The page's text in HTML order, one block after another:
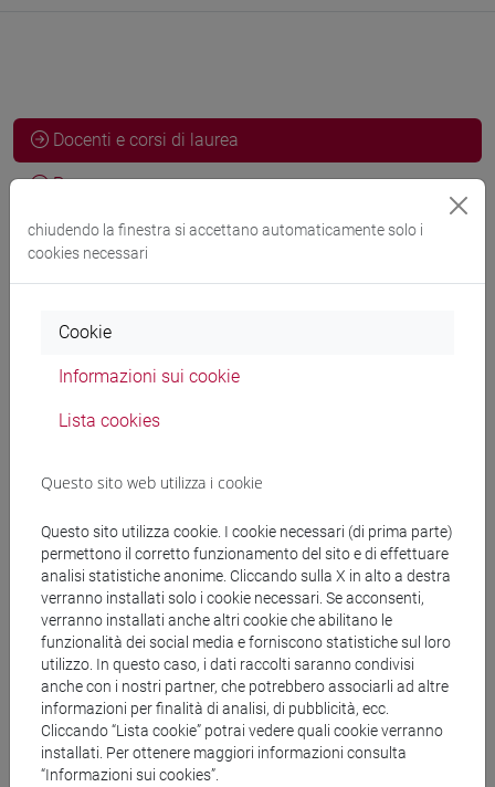
Docenti e corsi di laurea
Programma
SOLINAS Patrizia
Materiali didattici
Materiali su Moodle
Corsi di studio e percorsi
[FM2] SCIENZE DELL'ANTICHITÀ:
LETTERATURE, STORIA E ARCHEOLOGIA -
Laurea magistrale (DM270)
filologia, letterature e storia dell'antichità
[FM40] FILOLOGIA, LINGUISTICA E
LETTERATURA ITALIANA - Laurea magistrale
(DM270)
chiudendo la finestra si accettano automaticamente solo i
cookies necessari
Cookie
Informazioni sui cookie
Lista cookies
Questo sito web utilizza i cookie
Questo sito utilizza cookie. I cookie necessari (di prima parte)
permettono il corretto funzionamento del sito e di effettuare
analisi statistiche anonime. Cliccando sulla X in alto a destra
verranno installati solo i cookie necessari. Se acconsenti,
verranno installati anche altri cookie che abilitano le
funzionalità dei social media e forniscono statistiche sul loro
utilizzo. In questo caso, i dati raccolti saranno condivisi
anche con i nostri partner, che potrebbero associarli ad altre
informazioni per finalità di analisi, di pubblicità, ecc.
Cliccando “Lista cookie” potrai vedere quali cookie verranno
installati. Per ottenere maggiori informazioni consulta
“Informazioni sui cookies”.